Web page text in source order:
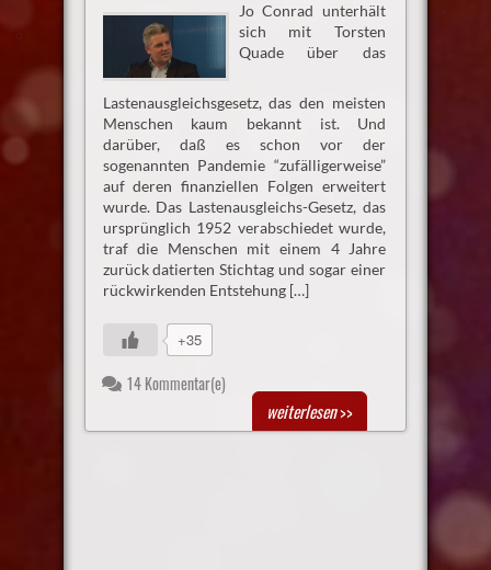
Jo Conrad unterhält
sich mit Torsten
Quade über das
Lastenausgleichsgesetz, das den meisten
Menschen kaum bekannt ist. Und
darüber, daß es schon vor der
sogenannten Pandemie “zufälligerweise”
auf deren finanziellen Folgen erweitert
wurde. Das Lastenausgleichs-Gesetz, das
ursprünglich 1952 verabschiedet wurde,
traf die Menschen mit einem 4 Jahre
zurück datierten Stichtag und sogar einer
rückwirkenden Entstehung […]
+35
14 Kommentar(e)
weiterlesen>>